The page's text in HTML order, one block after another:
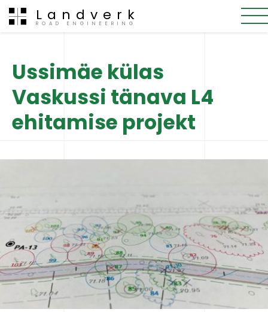
Landverk
ROAD ENGINEERING
Ussimäe külas
Vaskussi tänava L4
ehitamise projekt